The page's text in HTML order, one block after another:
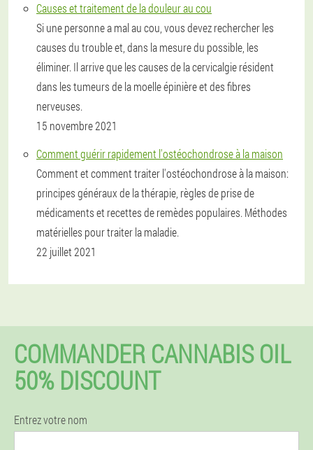
Causes et traitement de la douleur au cou
Si une personne a mal au cou, vous devez rechercher les
causes du trouble et, dans la mesure du possible, les
éliminer. Il arrive que les causes de la cervicalgie résident
dans les tumeurs de la moelle épinière et des fibres
nerveuses.
15 novembre 2021
Comment guérir rapidement l'ostéochondrose à la maison
Comment et comment traiter l'ostéochondrose à la maison:
principes généraux de la thérapie, règles de prise de
médicaments et recettes de remèdes populaires. Méthodes
matérielles pour traiter la maladie.
22 juillet 2021
COMMANDER CANNABIS OIL
50% DISCOUNT
Entrez votre nom